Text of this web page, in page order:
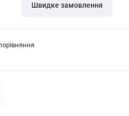
Швидке замовлення